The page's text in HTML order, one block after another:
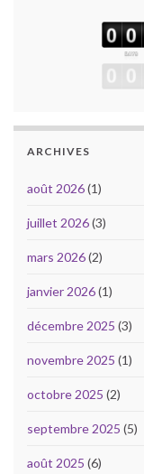
ARCHIVES
août 2026(1)
juillet 2026(3)
mars 2026(2)
janvier 2026(1)
décembre 2025 (3)
novembre 2025 (1)
octobre 2025 (2)
septembre 2025 (5)
août 2025 (6)